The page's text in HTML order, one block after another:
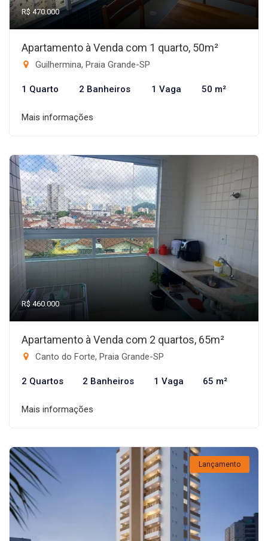
R$ 470.000
Apartamento à Venda com 1 quarto, 50m²
Guilhermina, Praia Grande-SP
1 Quarto 2 Banheiros 1 Vaga 50 m²
Mais informações
R$ 460.000
Apartamento à Venda com 2 quartos, 65m²
Canto do Forte, Praia Grande-SP
2 Quartos 2 Banheiros 1 Vaga 65 m²
Mais informações
Lançamento